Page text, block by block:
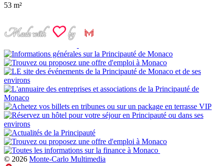
53 m²
© 2026 Monte-Carlo Multimedia